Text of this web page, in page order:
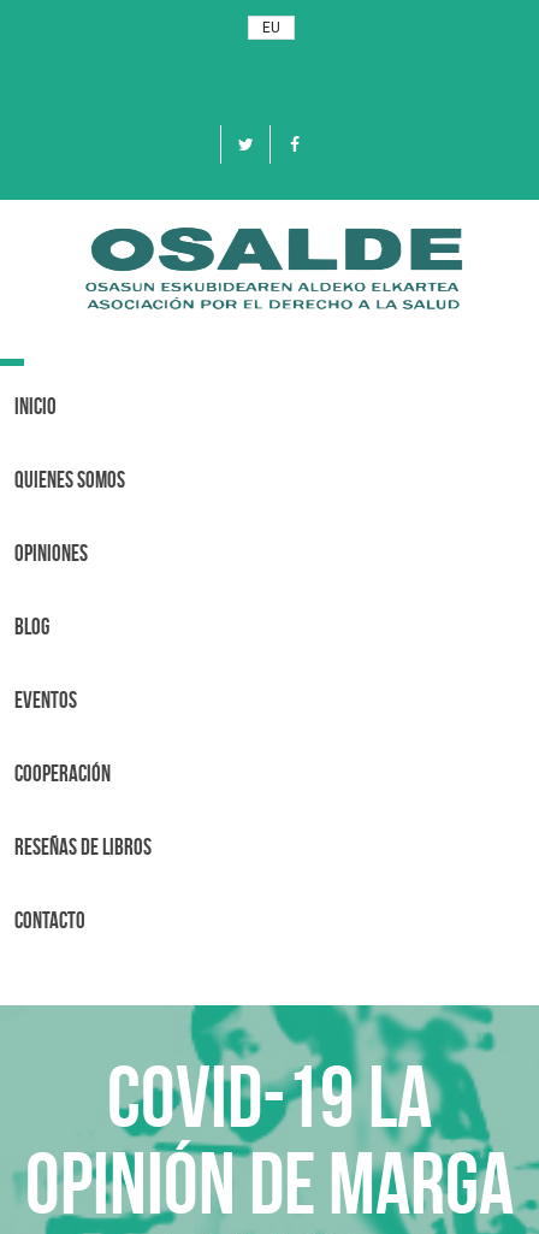
EU
Toggle
Inicio
Quienes Somos
OPINIONES
BLOG
Eventos
Cooperación
Reseñas de libros
Contacto
Covid-19 La
opinión de Marga